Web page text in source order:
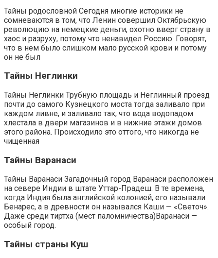
Тайны родословной Сегодня многие историки не
сомневаются в том, что Ленин совершил Октябрьскую
революцию на немецкие деньги, охотно вверг страну в
хаос и разруху, потому что ненавидел Россию. Говорят,
что в нем было слишком мало русской крови и потому
он не был
Тайны Неглинки
Тайны Неглинки Трубную площадь и Неглинный проезд
почти до самого Кузнецкого моста тогда заливало при
каждом ливне, и заливало так, что вода водопадом
хлестала в двери магазинов и в нижние этажи домов
этого района. Происходило это оттого, что никогда не
чищенная
Тайны Варанаси
Тайны Варанаси Загадочный город Варанаси расположен
на севере Индии в штате Уттар-Прадеш. В те времена,
когда Индия была английской колонией, его называли
Бенарес, а в древности он назывался Каши — «Светоч».
Даже среди тиртха (мест паломничества)Варанаси —
особый город.
Тайны страны Куш